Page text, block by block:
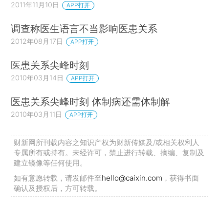
2011年11月10日 APP打开
调查称医生语言不当影响医患关系
2012年08月17日 APP打开
医患关系尖峰时刻
2010年03月14日 APP打开
医患关系尖峰时刻 体制病还需体制解
2010年03月11日 APP打开
财新网所刊载内容之知识产权为财新传媒及/或相关权利人
专属所有或持有。未经许可，禁止进行转载、摘编、复制及
建立镜像等任何使用。
如有意愿转载，请发邮件至hello@caixin.com ，获得书面
确认及授权后，方可转载。